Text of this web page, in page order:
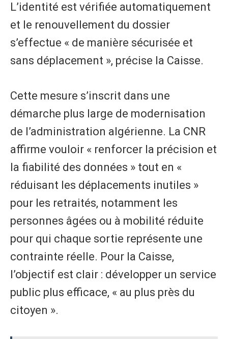
L’identité est vérifiée automatiquement
et le renouvellement du dossier
s’effectue « de manière sécurisée et
sans déplacement », précise la Caisse.
Cette mesure s’inscrit dans une
démarche plus large de modernisation
de l’administration algérienne. La CNR
affirme vouloir « renforcer la précision et
la fiabilité des données » tout en «
réduisant les déplacements inutiles »
pour les retraités, notamment les
personnes âgées ou à mobilité réduite
pour qui chaque sortie représente une
contrainte réelle. Pour la Caisse,
l’objectif est clair : développer un service
public plus efficace, « au plus près du
citoyen ».